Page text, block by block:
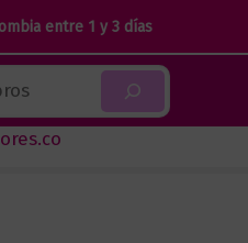
entre 1 y 3 días